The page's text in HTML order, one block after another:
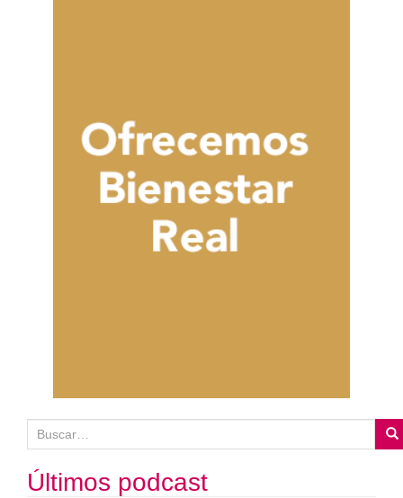
u
sÚltimos podcast